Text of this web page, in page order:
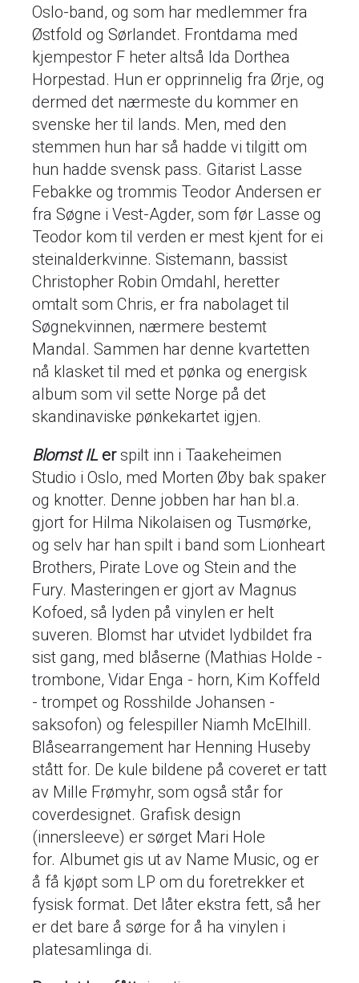
Oslo-band, og som har medlemmer fra
Østfold og Sørlandet. Frontdama med
kjempestor F heter altså Ida Dorthea
Horpestad. Hun er opprinnelig fra Ørje, og
dermed det nærmeste du kommer en
svenske her til lands. Men, med den
stemmen hun har så hadde vi tilgitt om
hun hadde svensk pass. Gitarist Lasse
Febakke og trommis Teodor Andersen er
fra Søgne i Vest-Agder, som før Lasse og
Teodor kom til verden er mest kjent for ei
steinalderkvinne. Sistemann, bassist
Christopher Robin Omdahl, heretter
omtalt som Chris, er fra nabolaget til
Søgnekvinnen, nærmere bestemt
Mandal. Sammen har denne kvartetten
nå klasket til med et pønka og energisk
album som vil sette Norge på det
skandinaviske pønkekartet igjen.
Blomst IL erspilt inn i Taakeheimen
Studio i Oslo, med Morten Øby bak spaker
og knotter. Denne jobben har han bl.a.
gjort for Hilma Nikolaisen og Tusmørke,
og selv har han spilt i band som Lionheart
Brothers, Pirate Love og Stein and the
Fury. Masteringen er gjort av Magnus
Kofoed, så lyden på vinylen er helt
suveren. Blomst har utvidet lydbildet fra
sist gang, med blåserne (Mathias Holde -
trombone, Vidar Enga - horn, Kim Koffeld
- trompet og Rosshilde Johansen -
saksofon) og felespiller Niamh McElhill.
Blåsearrangement har Henning Huseby
stått for. De kule bildene på coveret er tatt
av Mille Frømyhr, som også står for
coverdesignet. Grafisk design
(innersleeve) er sørget Mari Hole
for. Albumet gis ut av Name Music, og er
å få kjøpt som LP om du foretrekker et
fysisk format. Det låter ekstra fett, så her
er det bare å sørge for å ha vinylen i
platesamlinga di.